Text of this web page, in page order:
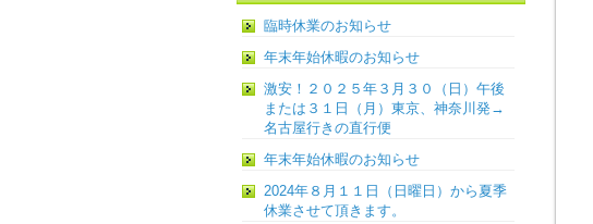
臨時休業のお知らせ
年末年始休暇のお知らせ
激安！２０２５年３月３０（日）午後
または３１日（月）東京、神奈川発→
名古屋行きの直行便
年末年始休暇のお知らせ
2024年８月１１日（日曜日）から夏季
休業させて頂きます。